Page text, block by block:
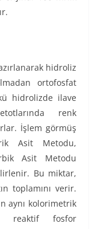
hidroliz
ortofosfat
hidrolizde ilave
renk
İşlem görmüş
Asit Metodu,
Asit Metodu
Bu miktar,
toplamını verir.
aynı kolorimetrik
reaktif fosfor